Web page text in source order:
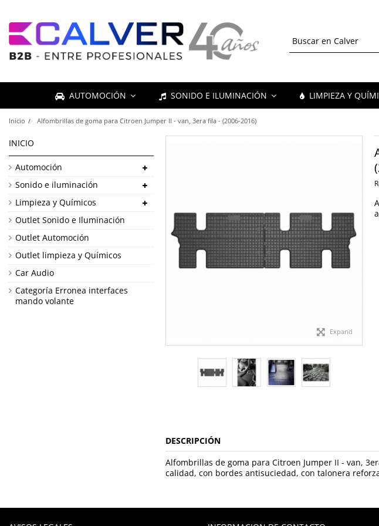
AUTOMOCIÓN SONIDO E ILUMINACIÓN LIMPIEZA Y
Inicio Alfombrillas de goma para Citroen Jumper II - van, 3era fila - (2006-2016)
Expand
DESCRIPCIÓN
Alfombrillas de goma para Citroen Jumper II - van,
calidad, con bordes antisuciedad, con talonera
INICIO
Automoción
Sonido e iluminación
Limpieza y Químicos
Outlet Sonido e Iluminación
Outlet Automoción
Outlet limpieza y Químicos
Car Audio
Categoría Erronea interfaces
mando volante